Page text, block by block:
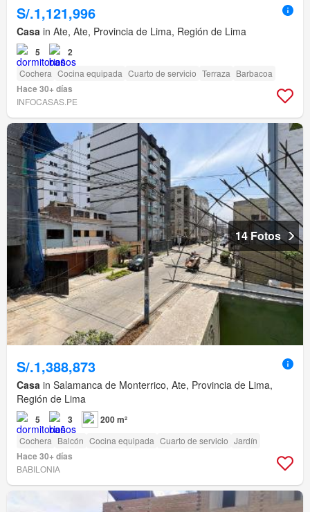
S/.1,121,996
Casa in Ate, Ate, Provincia de Lima, Región de Lima
5 2
Cochera Cocina equipada Cuarto de servicio Terraza Barbacoa
Hace 30+ días
INFOCASAS.PE
14 Fotos
S/.1,388,873
Casa in Salamanca de Monterrico, Ate, Provincia de Lima,
Región de Lima
5 3 200 m²
Cochera Balcón Cocina equipada Cuarto de servicio Jardín
Hace 30+ días
BABILONIA